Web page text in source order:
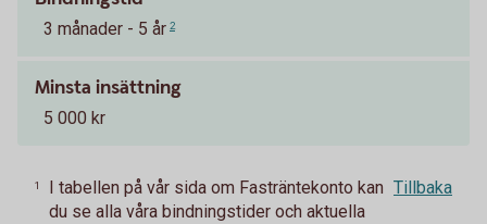
3 månader - 5 år 2
Minsta insättning
5 000 kr
1
I tabellen på vår sida om Fasträntekonto kan
du se alla våra bindningstider och aktuella
Tillbaka